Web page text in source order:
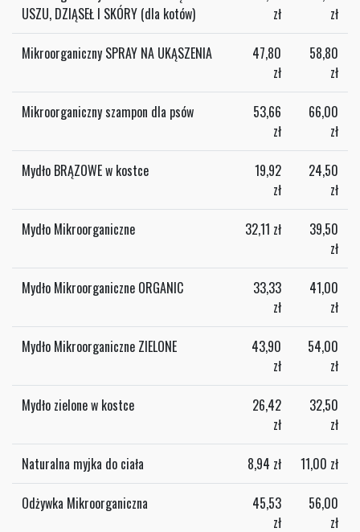
USZU, DZIĄSEŁ I SKÓRY (dla kotów)
zł
zł
Mikroorganiczny SPRAY NA UKĄSZENIA
47,80
zł
58,80
zł
Mikroorganiczny szampon dla psów
53,66
zł
66,00
zł
Mydło BRĄZOWE w kostce
19,92
zł
24,50
zł
Mydło Mikroorganiczne 32,11 zł
39,50
zł
Mydło Mikroorganiczne ORGANIC
33,33
zł
41,00
zł
Mydło Mikroorganiczne ZIELONE
43,90
zł
54,00
zł
Mydło zielone w kostce
26,42
zł
32,50
zł
Naturalna myjka do ciała 8,94 zł 11,00 zł
Odżywka Mikroorganiczna
45,53
zł
56,00
zł